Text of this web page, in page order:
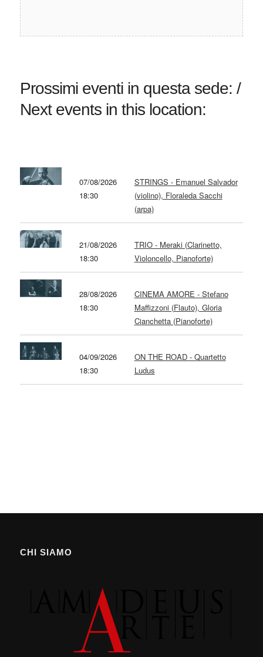
Prossimi eventi in questa sede: /
Next events in this location:
07/08/2026
18:30
STRINGS - Emanuel Salvador
(violino), Floraleda Sacchi
(arpa)
21/08/2026
18:30
TRIO - Meraki (Clarinetto,
Violoncello, Pianoforte)
28/08/2026
18:30
CINEMA AMORE - Stefano
Maffizzoni (Flauto), Gloria
Cianchetta (Pianoforte)
04/09/2026
18:30
ON THE ROAD - Quartetto
Ludus
CHI SIAMO